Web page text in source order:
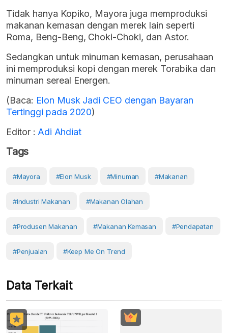
Tidak hanya Kopiko, Mayora juga memproduksi
makanan kemasan dengan merek lain seperti
Roma, Beng-Beng, Choki-Choki, dan Astor.
Sedangkan untuk minuman kemasan, perusahaan
ini memproduksi kopi dengan merek Torabika dan
minuman sereal Energen.
(Baca: Elon Musk Jadi CEO dengan Bayaran
Tertinggi pada 2020)
Editor : Adi Ahdiat
Tags
#mayora #Elon Musk #Minuman #Makanan
#Industri Makanan #Makanan Olahan
#Produsen Makanan #makanan Kemasan #pendapatan
#Penjualan #Keep Me On Trend
Data Terkait